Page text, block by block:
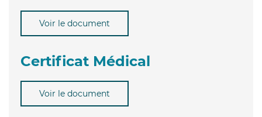
Voir le document
Certificat Médical
Voir le document